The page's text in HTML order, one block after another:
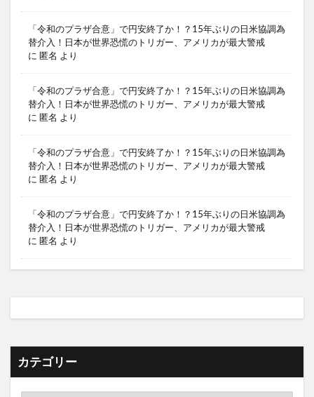
「令和のプラザ合意」で円安終了か！？15年ぶりの日米協調為
替介入！日本が世界恐慌のトリガー、アメリカが最大警戒
に 匿名 より
「令和のプラザ合意」で円安終了か！？15年ぶりの日米協調為
替介入！日本が世界恐慌のトリガー、アメリカが最大警戒
に 匿名 より
「令和のプラザ合意」で円安終了か！？15年ぶりの日米協調為
替介入！日本が世界恐慌のトリガー、アメリカが最大警戒
に 匿名 より
「令和のプラザ合意」で円安終了か！？15年ぶりの日米協調為
替介入！日本が世界恐慌のトリガー、アメリカが最大警戒
に 匿名 より
カテゴリー